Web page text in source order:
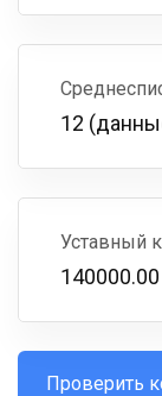
12
Уставный
Проверить